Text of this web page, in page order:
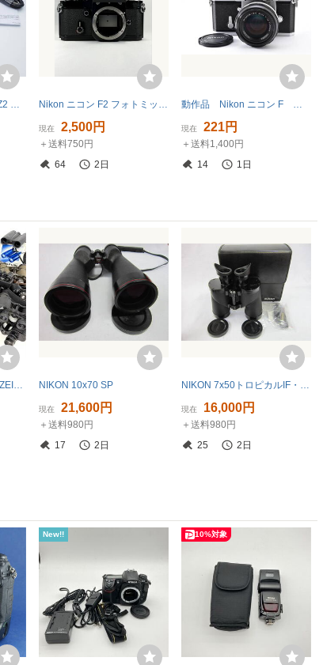
現在 2,500円
＋送料750円
64
2日
現在 221円
＋送料1,400円
14
1日
NIKON 10x70 SP
現在 21,600円
＋送料980円
17
2日
現在 16,000円
＋送料980円
25
2日
New!! 10%対象